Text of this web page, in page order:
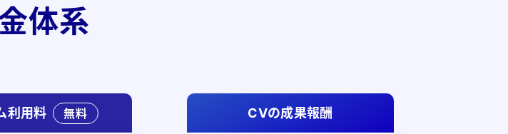
体系
利用料 無料 CVの成果報酬
リティ